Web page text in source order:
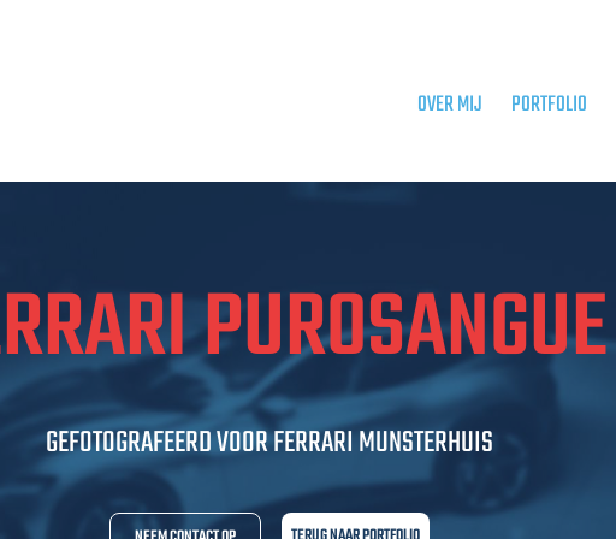
OVER MIJ PORTFOLIO
PUROSANGUE
GEFOTOGRAFEERD VOOR FERRARI MUNSTERHUIS